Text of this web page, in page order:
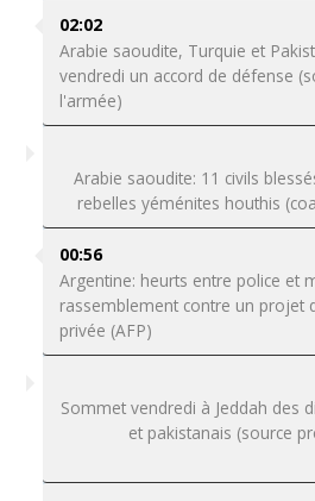
02:02
Arabie saoudite, Turquie et
vendredi un accord de défense
l'armée)
Arabie saoudite: 11 civils
rebelles yéménites houthis
00:56
Argentine: heurts entre police et
rassemblement contre un projet
privée (AFP)
Sommet vendredi à Jeddah des
et pakistanais (source